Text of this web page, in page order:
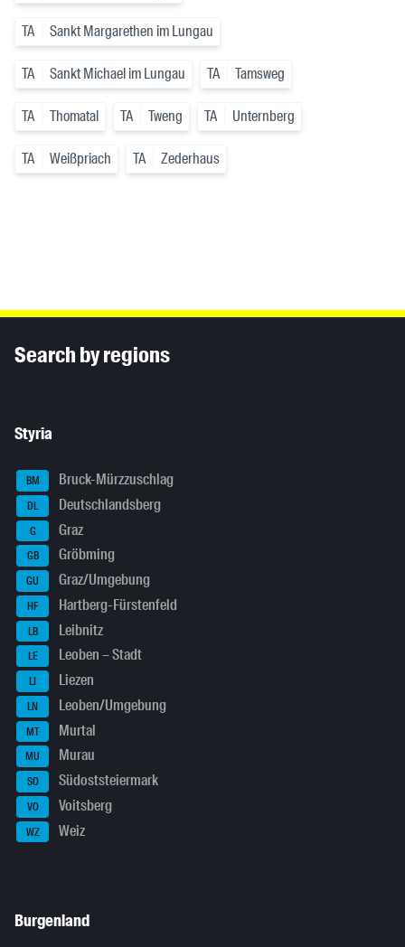
TA Sankt Margarethen im Lungau
TA Sankt Michael im Lungau TA Tamsweg
TA Thomatal TA Tweng TA Unternberg
TA Weißpriach TA Zederhaus
Search by regions
Styria
BM Bruck-Mürzzuschlag
DL Deutschlandsberg
G Graz
GB Gröbming
GU Graz/Umgebung
HF Hartberg-Fürstenfeld
LB Leibnitz
LE Leoben – Stadt
LI Liezen
LN Leoben/Umgebung
MT Murtal
MU Murau
SO Südoststeiermark
VO Voitsberg
WZ Weiz
Burgenland